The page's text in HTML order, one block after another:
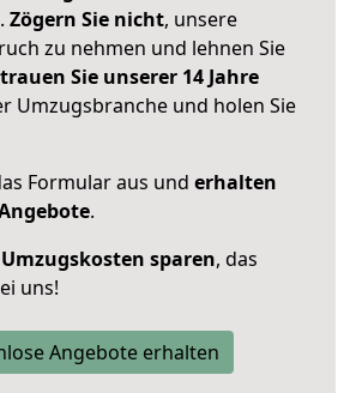
Zögern Sie nicht, unsere
zu nehmen und lehnen Sie
Sie unserer 14 Jahre
Umzugsbranche und holen Sie
Formular aus und erhalten
.
Umzugskosten sparen, das
uns!
Angebote erhalten